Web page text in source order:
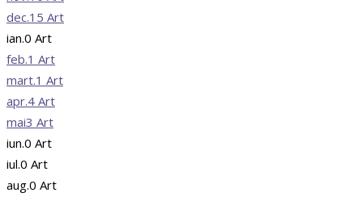
dec.15 Art
ian.0 Art
feb.1 Art
mart.1 Art
apr.4 Art
mai3 Art
iun.0 Art
iul.0 Art
aug.0 Art